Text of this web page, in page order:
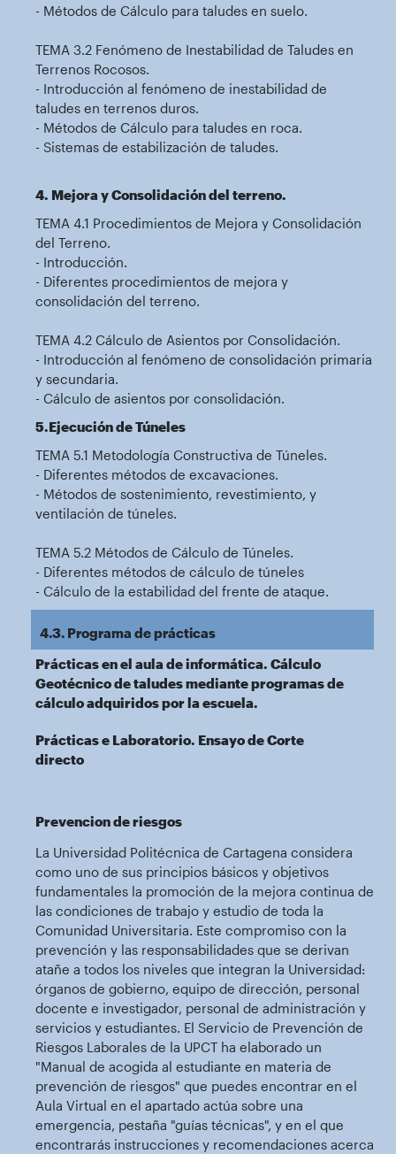
- Métodos de Cálculo para taludes en suelo.
TEMA 3.2 Fenómeno de Inestabilidad de Taludes en
Terrenos Rocosos.
- Introducción al fenómeno de inestabilidad de
taludes en terrenos duros.
- Métodos de Cálculo para taludes en roca.
- Sistemas de estabilización de taludes.
4. Mejora y Consolidación del terreno.
TEMA 4.1 Procedimientos de Mejora y Consolidación
del Terreno.
- Introducción.
- Diferentes procedimientos de mejora y
consolidación del terreno.
TEMA 4.2 Cálculo de Asientos por Consolidación.
- Introducción al fenómeno de consolidación primaria
y secundaria.
- Cálculo de asientos por consolidación.
5.Ejecución de Túneles
TEMA 5.1 Metodología Constructiva de Túneles.
- Diferentes métodos de excavaciones.
- Métodos de sostenimiento, revestimiento, y
ventilación de túneles.
TEMA 5.2 Métodos de Cálculo de Túneles.
- Diferentes métodos de cálculo de túneles
- Cálculo de la estabilidad del frente de ataque.
4.3. Programa de prácticas
Prácticas en el aula de informática. Cálculo
Geotécnico de taludes mediante programas de
cálculo adquiridos por la escuela.
Prácticas e Laboratorio. Ensayo de Corte
directo
Prevencion de riesgos
La Universidad Politécnica de Cartagena considera
como uno de sus principios básicos y objetivos
fundamentales la promoción de la mejora continua de
las condiciones de trabajo y estudio de toda la
Comunidad Universitaria. Este compromiso con la
prevención y las responsabilidades que se derivan
atañe a todos los niveles que integran la Universidad:
órganos de gobierno, equipo de dirección, personal
docente e investigador, personal de administración y
servicios y estudiantes. El Servicio de Prevención de
Riesgos Laborales de la UPCT ha elaborado un
"Manual de acogida al estudiante en materia de
prevención de riesgos" que puedes encontrar en el
Aula Virtual en el apartado actúa sobre una
emergencia, pestaña "guías técnicas", y en el que
encontrarás instrucciones y recomendaciones acerca